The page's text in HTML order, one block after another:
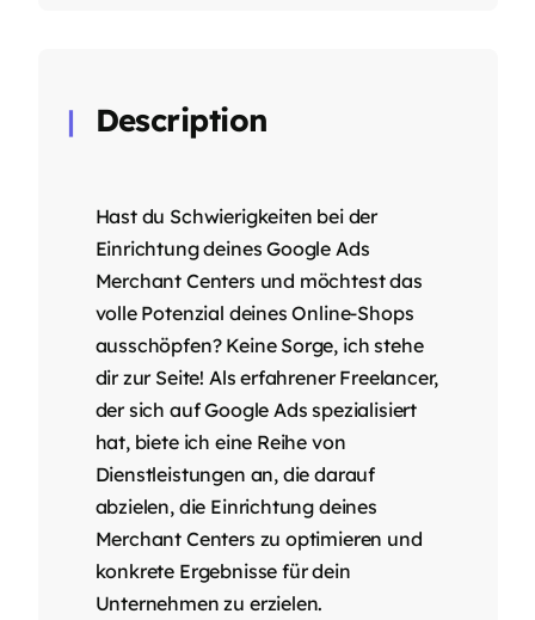
Description
Hast du Schwierigkeiten bei der
Einrichtung deines Google Ads
Merchant Centers und möchtest das
volle Potenzial deines Online-Shops
ausschöpfen? Keine Sorge, ich stehe
dir zur Seite! Als erfahrener Freelancer,
der sich auf Google Ads spezialisiert
hat, biete ich eine Reihe von
Dienstleistungen an, die darauf
abzielen, die Einrichtung deines
Merchant Centers zu optimieren und
konkrete Ergebnisse für dein
Unternehmen zu erzielen.